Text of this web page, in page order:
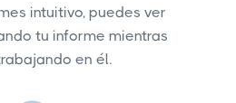
intuitivo, puedes ver
tu informe mientras
en él.